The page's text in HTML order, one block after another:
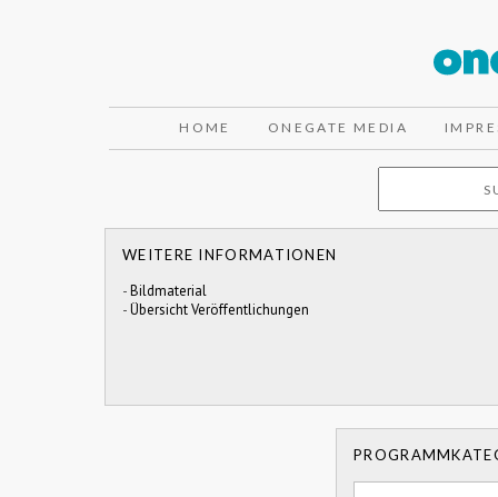
HOME ONEGATE MEDIA
WEITERE INFORMATIONEN
-Bildmaterial
-Übersicht Veröffentlichungen